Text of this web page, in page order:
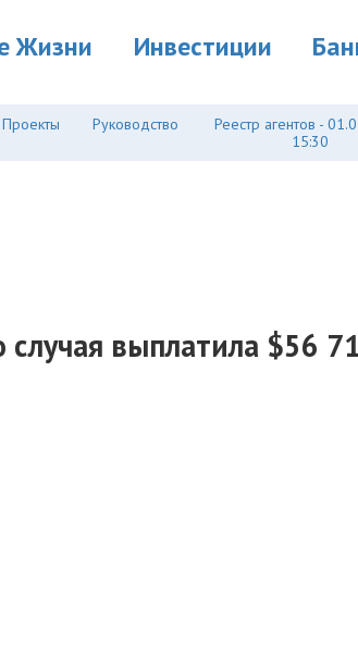
Жизни Инвестиции
Проекты Руководство
Реестр агентов -
15:30
выплатила $56